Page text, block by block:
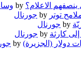
ينصفهم الاعلام؟ by
توتر by جورنال
by جورنال
كارثة by جورنال
دولار (الجزيرة) by